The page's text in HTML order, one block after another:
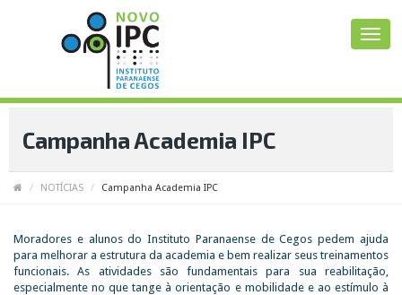
Campanha Academia IPC
NOTÍCIAS Campanha Academia IPC
Moradores e alunos do Instituto Paranaense de Cegos pedem ajuda
para melhorar a estrutura da academia e bem realizar seus treinamentos
funcionais. As atividades são fundamentais para sua reabilitação,
especialmente no que tange à orientação e mobilidade e ao estímulo à